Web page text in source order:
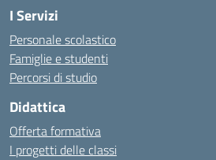
I Servizi
Personale scolastico
Famiglie e studenti
Percorsi di studio
Didattica
Offerta formativa
I progetti delle classi